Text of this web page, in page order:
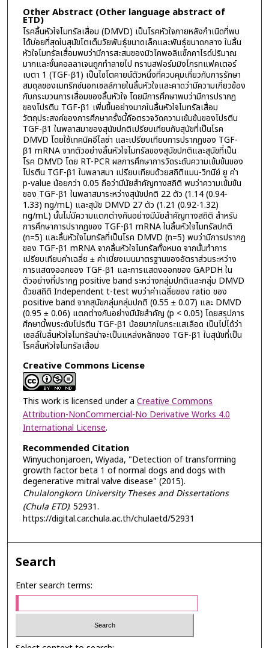
Other Abstract (Other language abstract of
ETD)
โรคลิ้นหัวใจไมทรัลเสื่อม (DMVD) เป็นโรคหัวใจภายหลังกำเนิดที่พบ
ได้บ่อยที่สุดในสุนัขโตเต็มวัยพันธุ์ขนาดเล็กและพันธุ์ขนาดกลาง ในลิ้น
หัวใจไมทรัลเสื่อมพบว่ามีการสะสมของมิวโคพอลิแซ็กคาไรด์ปริมาณ
มากและชั้นคอลลาเจนถูกทำลายไป ทรานสฟอร์มมิงโกรทแฟคเตอร์
เบตา 1 (TGF-β1) เป็นไซโตคายน์ตัวหนึ่งที่ควบคุมเกี่ยวกับการรักษา
สมดุลของเมทริกซ์นอกเซลล์ภายในลิ้นหัวใจและคาดว่ามีความเกี่ยวข้อง
กับกระบวนการเสื่อมของลิ้นหัวใจ โดยมีการศึกษาพบว่ามีการปรากฏ
ของโปรตีน TGF-β1 เพิ่มขึ้นอย่างมากในลิ้นหัวใจไมทรัลเสื่อม
วัตถุประสงค์ของการศึกษาครั้งนี้คือตรวจวัดความเข้มข้นของโปรตีน
TGF-β1 ในพลาสมาของสุนัขปกติเปรียบเทียบกับสุนัขที่เป็นโรค
DMVD โดยใช้เทคนิคอีไลซ่า และเปรียบเทียบการปรากฏของ TGF-
β1 mRNA จากตัวอย่างลิ้นหัวใจไมทรัลของสุนัขปกติและสุนัขที่เป็น
โรค DMVD โดย RT-PCR ผลการศึกษาการวัดระดับความเข้มข้นของ
โปรตีน TGF-β1 ในพลาสมา เปรียบเทียบด้วยสถิติแมน-วิทนีย์ ยู ค่า
p-value น้อยกว่า 0.05 ถือว่ามีนัยสำคัญทางสถิติ พบว่าความเข้มข้น
ของ TGF-β1 ในพลาสมาระหว่างสุนัขปกติ 22 ตัว (1.14 (0.94-
1.33) ng/mL) และสุนัข DMVD 27 ตัว (1.21 (0.92-1.32)
ng/mL) นั้นไม่มีความแตกต่างกันอย่างมีนัยสำคัญทางสถิติ สำหรับ
การศึกษาการปรากฏของ TGF-β1 mRNA ในลิ้นหัวใจไมทรัลปกติ
(n=5) และลิ้นหัวใจไมทรัลที่เป็นโรค DMVD (n=5) พบว่ามีการปรากฏ
ของ TGF-β1 mRNA จากลิ้นหัวใจไมทรัลทั้งหมด จากนั้นทำการ
เปรียบเทียบค่าเฉลี่ย ± ค่าเบี่ยงเบนมาตรฐานของอัตราส่วนระหว่าง
การแสดงออกของ TGF-β1 และการแสดงออกของ GAPDH ใน
ตัวอย่างที่ปรากฏ positive band ระหว่างกลุ่มปกติและกลุ่ม DMVD
ด้วยสถิติ Independent t-test พบว่าค่าเฉลี่ยของ ratio ของ
positive band จากสุนัขกลุ่มกลุ่มปกติ (0.55 ± 0.07) และ DMVD
(0.95 ± 0.06) แตกต่างกันอย่างมีนัยสำคัญ (p < 0.05) โดยสรุปการ
ศึกษานี้พบระดับโปรตีน TGF-β1 น้อยมากในกระแสเลือด เป็นไปได้ว่า
เซลล์ในลิ้นหัวใจไมทรัลน่าจะเป็นแหล่งหลักของ TGF-β1 ในสุนัขที่เป็น
โรคลิ้นหัวใจไมทรัลเสื่อม
Creative Commons License
This work is licensed under a Creative Commons
Attribution-NonCommercial-No Derivative Works 4.0
International License.
Recommended Citation
Winyuchonjaroen, Wiyada, "Detection of transforming
growth factor beta 1 of normal dogs and dogs with
degenerative mitral valve disease" (2015).
Chulalongkorn University Theses and Dissertations
(Chula ETD). 52931.
https://digital.car.chula.ac.th/chulaetd/52931
Search
Enter search terms: